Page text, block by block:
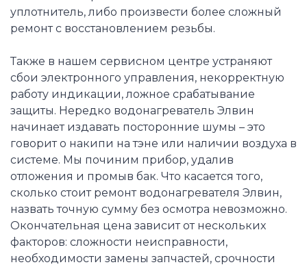
уплотнитель, либо произвести более сложный
ремонт с восстановлением резьбы.
Также в нашем сервисном центре устраняют
сбои электронного управления, некорректную
работу индикации, ложное срабатывание
защиты. Нередко водонагреватель Элвин
начинает издавать посторонние шумы – это
говорит о накипи на тэне или наличии воздуха в
системе. Мы починим прибор, удалив
отложения и промыв бак. Что касается того,
сколько стоит ремонт водонагревателя Элвин,
назвать точную сумму без осмотра невозможно.
Окончательная цена зависит от нескольких
факторов: сложности неисправности,
необходимости замены запчастей, срочности